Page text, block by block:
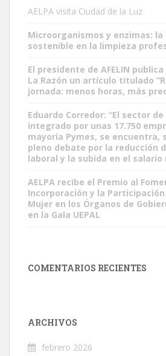
AELPA visita Ciudad de la Luz
Microorganismos y enzimas: la
sostenible en la limpieza
El presidente de AFELIN
La Razón un artículo titulado
jornada: menos horas, más
Eduardo Corredor: “El sector
integrado por unas 17.750
mayoría Pymes, se encuentra,
pleno debate por la reducción
laboral y la subida en el salario
AELPA recibe el Premio al
Incorporación y la
Mujer en los Órganos de
en la Gala UEPAL
COMENTARIOS RECIENTES
ARCHIVOS
febrero 2026